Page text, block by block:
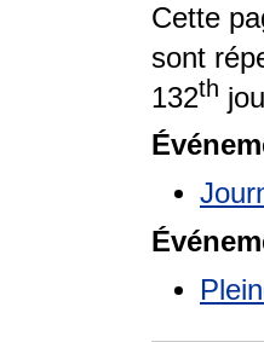
Cette
sont
132th